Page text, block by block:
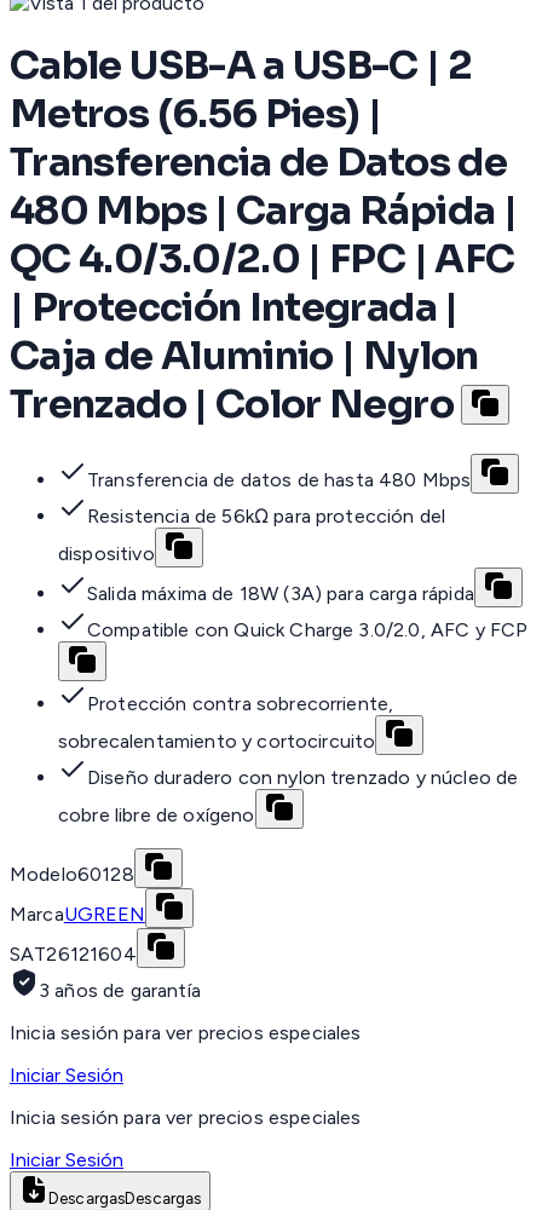
Cable USB-A a USB-C | 2
Metros (6.56 Pies) |
Transferencia de Datos de
480 Mbps | Carga Rápida |
QC 4.0/3.0/2.0 | FPC | AFC
| Protección Integrada |
Caja de Aluminio | Nylon
Trenzado | Color Negro
Transferencia de datos de hasta 480 Mbps
Resistencia de 56kΩ para protección del
dispositivo
Salida máxima de 18W (3A) para carga rápida
Compatible con Quick Charge 3.0/2.0, AFC y FCP
Protección contra sobrecorriente,
sobrecalentamiento y cortocircuito
Diseño duradero con nylon trenzado y núcleo de
cobre libre de oxígeno
Modelo60128
MarcaUGREEN
SAT26121604
3 años de garantía
Inicia sesión para ver precios especiales
Iniciar Sesión
Inicia sesión para ver precios especiales
Iniciar Sesión
DescargasDescargas